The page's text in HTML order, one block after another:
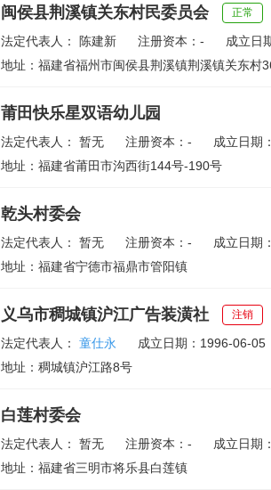
闽侯县荆溪镇关东村民委员会 正常
法定代表人： 陈建新 注册资本：-
成立日
地址：福建省福州市闽侯县荆溪镇荆溪镇关东村
莆田快乐星双语幼儿园
法定代表人：暂无 注册资本：-
成立日期：
地址：福建省莆田市沟西街144号-190号
乾头村委会
法定代表人：暂无 注册资本：-
成立日期：
地址：福建省宁德市福鼎市管阳镇
义乌市稠城镇沪江广告装潢社 注销
法定代表人：童仕永
成立日期：1996-06-05
地址：稠城镇沪江路8号
白莲村委会
法定代表人：暂无 注册资本：-
成立日期：
地址：福建省三明市将乐县白莲镇